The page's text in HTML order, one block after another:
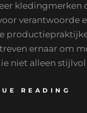
kledingmerken
verantwoorde
ernaar om
niet alleen stijlvol
READING